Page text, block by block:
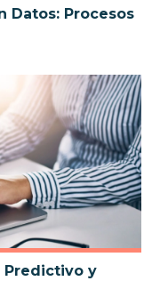
Datos: Procesos
Predictivo y